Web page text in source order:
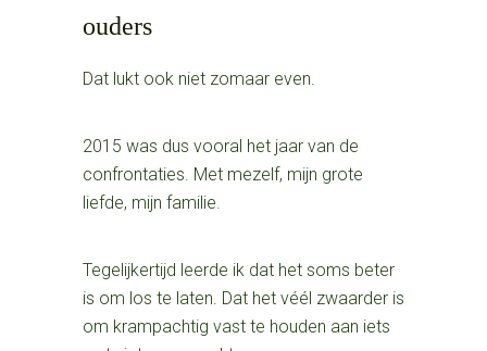
ouders
Dat lukt ook niet zomaar even.
2015 was dus vooral het jaar van de
confrontaties. Met mezelf, mijn grote
liefde, mijn familie.
Tegelijkertijd leerde ik dat het soms beter
is om los te laten. Dat het véél zwaarder is
om krampachtig vast te houden aan iets